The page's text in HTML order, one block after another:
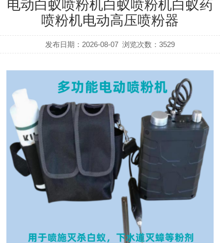
电动白蚁喷粉机白蚁喷粉机白蚁药
喷粉机电动高压喷粉器
发布日期：2026-08-07 浏览次数：3529